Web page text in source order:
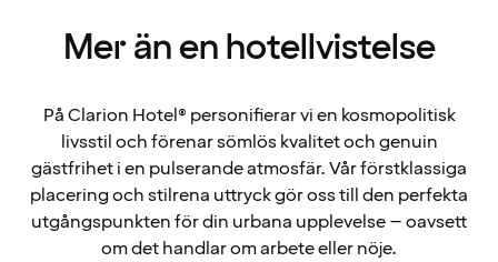
Mer än en hotellvistelse
På Clarion Hotel® personifierar vi en kosmopolitisk
livsstil och förenar sömlös kvalitet och genuin
gästfrihet i en pulserande atmosfär. Vår förstklassiga
placering och stilrena uttryck gör oss till den perfekta
utgångspunkten för din urbana upplevelse – oavsett
om det handlar om arbete eller nöje.